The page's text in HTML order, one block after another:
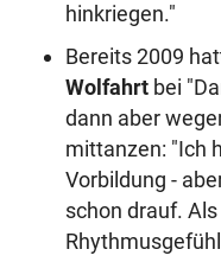
hinkriegen."
Bereits 2009
Wolfahrt bei
dann aber
mittanzen: "Ich
Vorbildung -
schon drauf.